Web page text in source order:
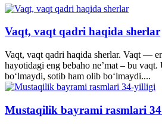
Vaqt, vaqt qadri haqida sherlar
Vaqt, vaqt qadri haqida sherlar. Vaqt —
hayotidagi eng bebaho ne’mat – bu
bo‘lmaydi, sotib ham olib bo‘lmaydi....
Mustaqilik bayrami rasmlari